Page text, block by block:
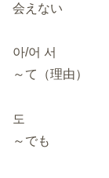
会えない
아/어 서
～て（理由）
도
～でも